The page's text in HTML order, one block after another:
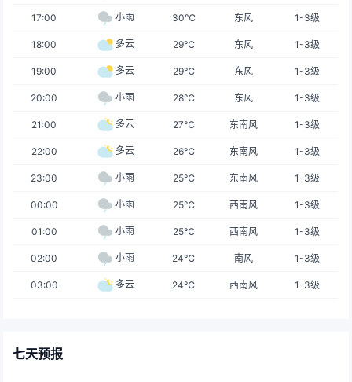
17:00 小雨 30℃ 东风 1-3级
18:00 多云 29℃ 东风 1-3级
19:00 多云 29℃ 东风 1-3级
20:00 小雨 28℃ 东风 1-3级
21:00 多云 27℃ 东南风 1-3级
22:00 多云 26℃ 东南风 1-3级
23:00 小雨 25℃ 东南风 1-3级
00:00 小雨 25℃ 西南风 1-3级
01:00 小雨 25℃ 西南风 1-3级
02:00 小雨 24℃ 南风 1-3级
03:00 多云 24℃ 西南风 1-3级
七天预报